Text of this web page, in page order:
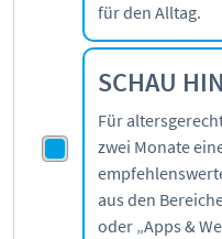
für den Alltag.
SCHAU
Für
zwei Monate
aus den
oder „Apps &